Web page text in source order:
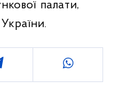
палати,